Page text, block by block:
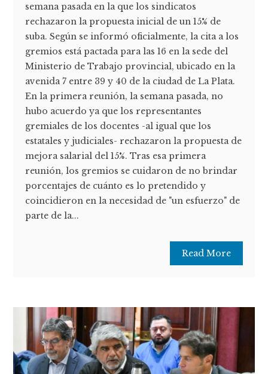
semana pasada en la que los sindicatos
rechazaron la propuesta inicial de un 15% de
suba. Según se informó oficialmente, la cita a los
gremios está pactada para las 16 en la sede del
Ministerio de Trabajo provincial, ubicado en la
avenida 7 entre 39 y 40 de la ciudad de La Plata.
En la primera reunión, la semana pasada, no
hubo acuerdo ya que los representantes
gremiales de los docentes -al igual que los
estatales y judiciales- rechazaron la propuesta de
mejora salarial del 15%. Tras esa primera
reunión, los gremios se cuidaron de no brindar
porcentajes de cuánto es lo pretendido y
coincidieron en la necesidad de "un esfuerzo" de
parte de la...
Read More